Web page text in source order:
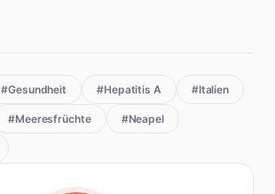
#Gesundheit #Hepatitis A #Italien
#Meeresfrüchte #Neapel